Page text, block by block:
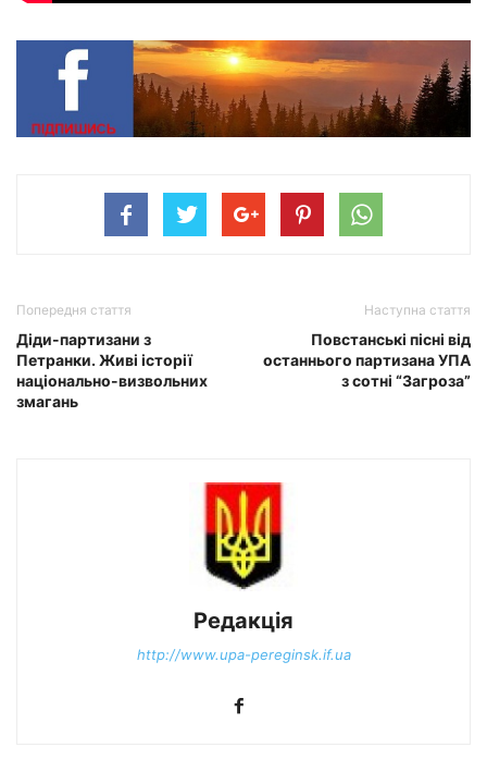
Попередня стаття
Діди-партизани з
Петранки. Живі історії
національно-визвольних
змагань
Наступна стаття
Повстанські пісні від
останнього партизана УПА
з сотні “Загроза”
Редакція
http://www.upa-pereginsk.if.ua